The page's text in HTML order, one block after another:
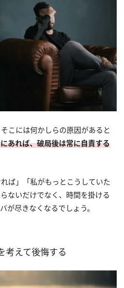
こには何かしらの原因があると
あれば、破局後は常に自責する
ば」「私がもっとこうしていた
ないだけでなく、時間を掛ける
が尽きなくなるでしょう。
考えて後悔する